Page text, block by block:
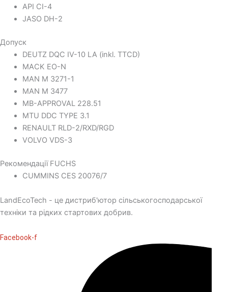
API CI-4
JASO DH-2
Допуск
DEUTZ DQC IV-10 LA (inkl. TTCD)
MACK EO-N
MAN M 3271-1
MAN M 3477
MB-APPROVAL 228.51
MTU DDC TYPE 3.1
RENAULT RLD-2/RXD/RGD
VOLVO VDS-3
Рекомендації FUCHS
CUMMINS CES 20076/7
LandEcoTech - це дистриб'ютор сільськогосподарської
техніки та рідких стартових добрив.
Facebook-f